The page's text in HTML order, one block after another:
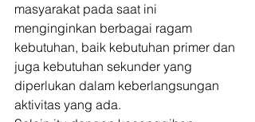
masyarakat pada saat ini
menginginkan berbagai ragam
kebutuhan, baik kebutuhan primer dan
juga kebutuhan sekunder yang
diperlukan dalam keberlangsungan
aktivitas yang ada.